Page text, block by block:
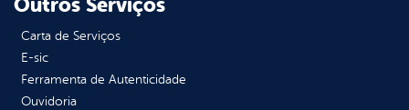
Outros Serviços
Carta de Serviços
E-sic
Ferramenta de Autenticidade
Ouvidoria